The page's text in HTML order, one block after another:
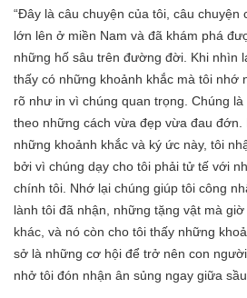
“Đây là câu chuyện của tôi, câu chuyện
lớn lên ở miền Nam và đã khám phá
những hố sâu trên đường đời. Khi nhìn
thấy có những khoảnh khắc mà tôi nhớ
rõ như in vì chúng quan trọng. Chúng
theo những cách vừa đẹp vừa đau đớn.
những khoảnh khắc và ký ức này, tôi
bởi vì chúng dạy cho tôi phải tử tế với
chính tôi. Nhớ lại chúng giúp tôi công
lành tôi đã nhận, những tặng vật mà
khác, và nó còn cho tôi thấy những
sở là những cơ hội để trở nên con
nhở tôi đón nhận ân sủng ngay giữa sầu